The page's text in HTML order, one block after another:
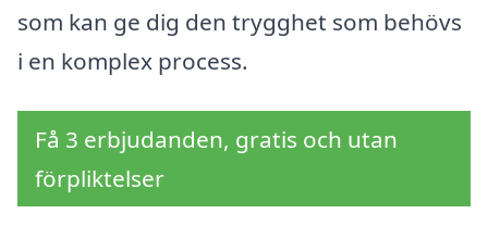
som kan ge dig den trygghet som behövs
i en komplex process.
Få 3 erbjudanden, gratis och utan
förpliktelser